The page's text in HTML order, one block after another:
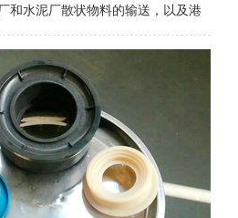
和水泥厂散状物料的输送，以及港